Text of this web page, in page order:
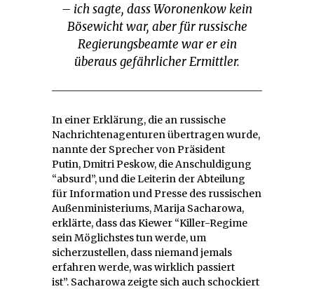
– ich sagte, dass Woronenkow kein
Bösewicht war, aber für russische
Regierungsbeamte war er ein
überaus gefährlicher Ermittler.
In einer Erklärung, die an russische
Nachrichtenagenturen übertragen wurde,
nannte der Sprecher von Präsident
Putin, Dmitri Peskow, die Anschuldigung
“absurd”, und die Leiterin der Abteilung
für Information und Presse des russischen
Außenministeriums, Marija Sacharowa,
erklärte, dass das Kiewer “Killer-Regime
sein Möglichstes tun werde, um
sicherzustellen, dass niemand jemals
erfahren werde, was wirklich passiert
ist”. Sacharowa zeigte sich auch schockiert